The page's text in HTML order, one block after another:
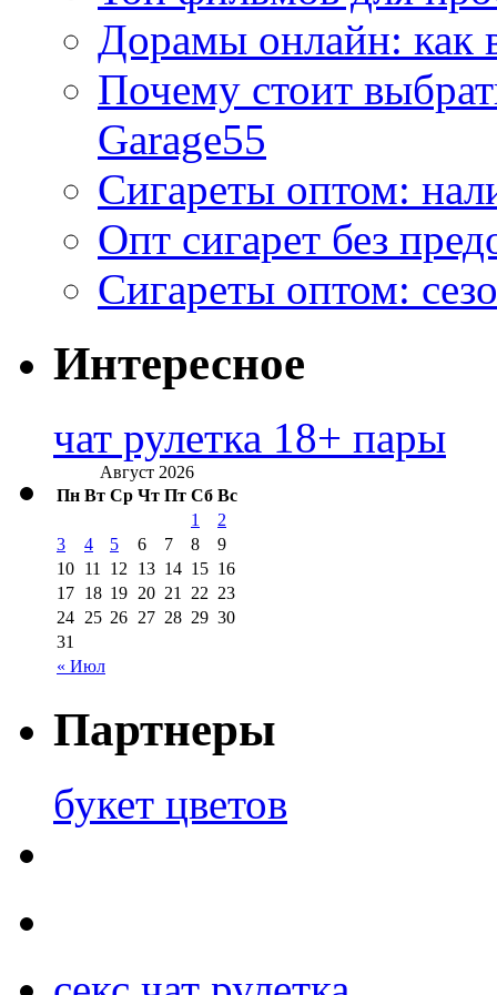
Дорамы онлайн: как
Почему стоит
Garage55
Сигареты оптом:
Опт сигарет без
Сигареты оптом:
Интересное
чат рулетка 18+ пары
Август 2026
Пн Вт Ср Чт Пт Сб Вс
« Июл
1
2
3
4 5 6 7 8
9
10 11 12 13 14 15 16
17 18 19 20 21 22 23
24 25 26 27 28 29 30
31
Партнеры
букет цветов